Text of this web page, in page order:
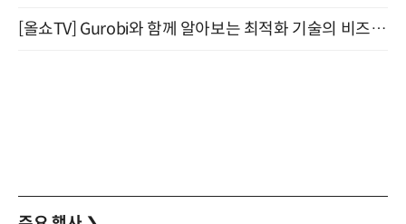
[올쇼TV] Gurobi와 함께 알아보는 최적화 기술의 비즈니스 활용 (8월 20일 생방송)